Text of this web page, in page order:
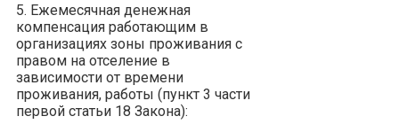
5. Ежемесячная денежная
компенсация работающим в
организациях зоны проживания с
правом на отселение в
зависимости от времени
проживания, работы (пункт 3 части
первой статьи 18 Закона):